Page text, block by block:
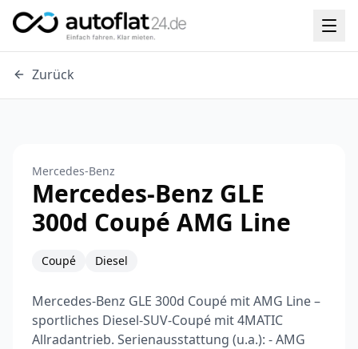
Zurück
Mercedes-Benz
Mercedes-Benz GLE
300d Coupé AMG Line
Coupé Diesel
Mercedes-Benz GLE 300d Coupé mit AMG Line –
sportliches Diesel-SUV-Coupé mit 4MATIC
Allradantrieb. Serienausstattung (u.a.): - AMG